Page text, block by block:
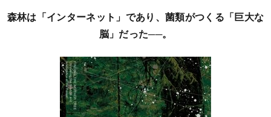
森林は「インターネット」であり、菌類がつくる「巨大な
脳」だった──。